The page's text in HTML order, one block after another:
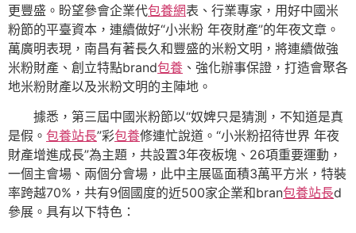
更豐盛。盼望參會企業代包養網表、行業專家，用好中國米
粉節的平臺資本，連續做好“小米粉 年夜財產”的年夜文章。
萬廣明表現，南昌有著長久和豐盛的米粉文明，將連續做強
米粉財產、創立特點brand包養 、強化辦事保證，打造會聚各
地米粉財產以及米粉文明的主陣地。
據悉，第三屆中國米粉節以“奴婢只是猜測，不知道是真
是假。 包養站長”彩包養修連忙說道。“小米粉招待世界 年夜
財產增進成長”為主題，共設置3年夜板塊、26項重要運動，
一個主會場、兩個分會場，此中主展區面積3萬平方米，特裝
率跨越70%，共有9個國度的近500家企業和bran包養站長d
參展。具有以下特色：